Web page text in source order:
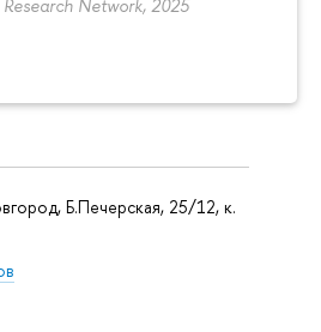
Research Network, 2025
Б.Печерская, 25/12, к.